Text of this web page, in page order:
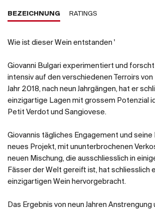
BEZEICHNUNG RATINGS
Wie ist dieser Wein entstanden '
Giovanni Bulgari experimentiert und
intensiv auf den verschiedenen Terroirs
Jahr 2018, nach neun Jahrgängen, hat er
einzigartige Lagen mit grossem Potenzial
Petit Verdot und Sangiovese.
Giovannis tägliches Engagement und seine
neues Projekt, mit ununterbrochenen
neuen Mischung, die ausschliesslich in
Fässer der Welt gereift ist, hat schliesslich
einzigartigen Wein hervorgebracht.
Das Ergebnis von neun Jahren